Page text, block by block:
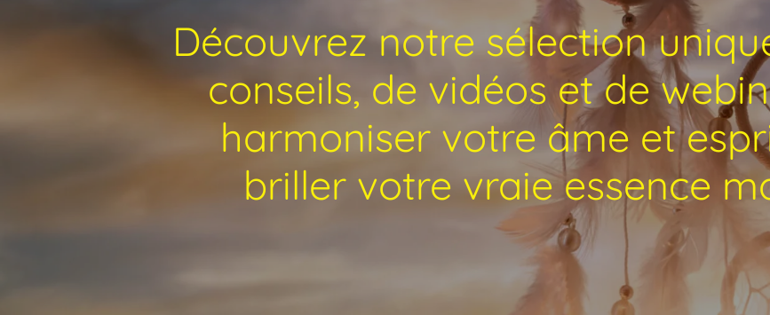
Découvrez notre sélection
conseils, de vidéos et de
harmoniser votre âme et
briller votre vraie essence